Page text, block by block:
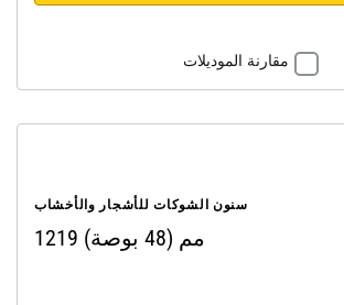
مقارنة الموديلات
سنون الشوكات للأشجار والأخشاب
1219 مم (48 بوصة)